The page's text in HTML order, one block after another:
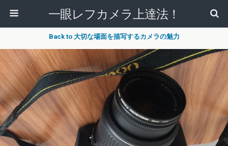
一眼レフカメラ上達法！
Back to 大切な場面を描写するカメラの魅力